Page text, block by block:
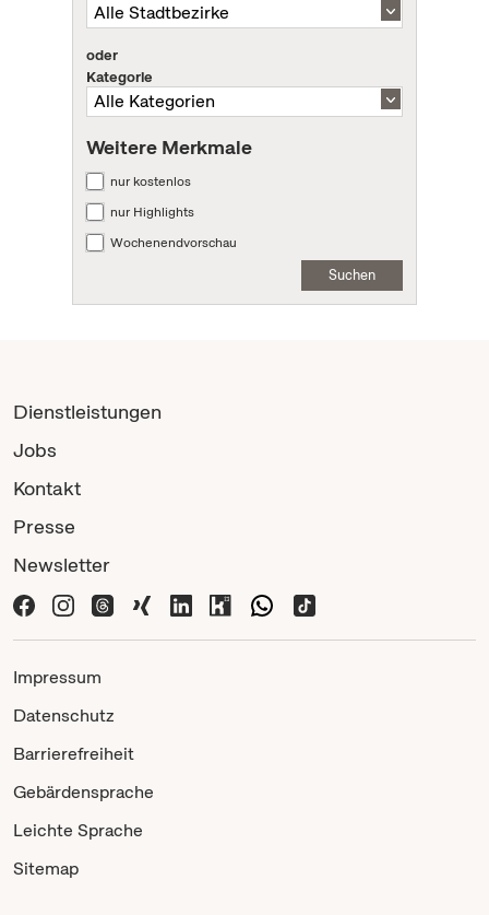
oder
Kategorie
Weitere Merkmale
nur kostenlos
nur Highlights
Wochenendvorschau
Suchen
Dienstleistungen
Jobs
Kontakt
Presse
Newsletter
Impressum
Datenschutz
Barrierefreiheit
Gebärdensprache
Leichte Sprache
Sitemap